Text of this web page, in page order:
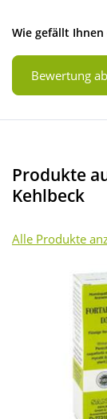
Wie gefällt
Bewertung
Produkte
Kehlbeck
Alle Produkte